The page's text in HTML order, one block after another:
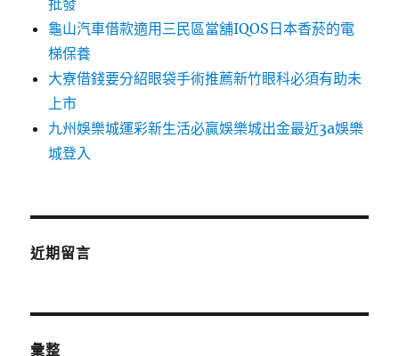
批發
龜山汽車借款適用三民區當舖IQOS日本香菸的電
梯保養
大寮借錢要分紹眼袋手術推薦新竹眼科必須有助未
上市
九州娛樂城運彩新生活必贏娛樂城出金最近3a娛樂
城登入
近期留言
彙整